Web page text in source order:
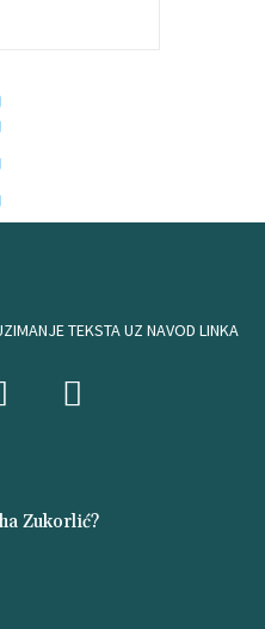
TEKSTA UZ NAVOD LINKA
Zukorlić?